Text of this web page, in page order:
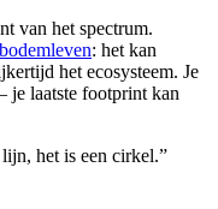
van het spectrum.
: het kan
het ecosysteem. Je
je laatste footprint kan
het is een cirkel.”